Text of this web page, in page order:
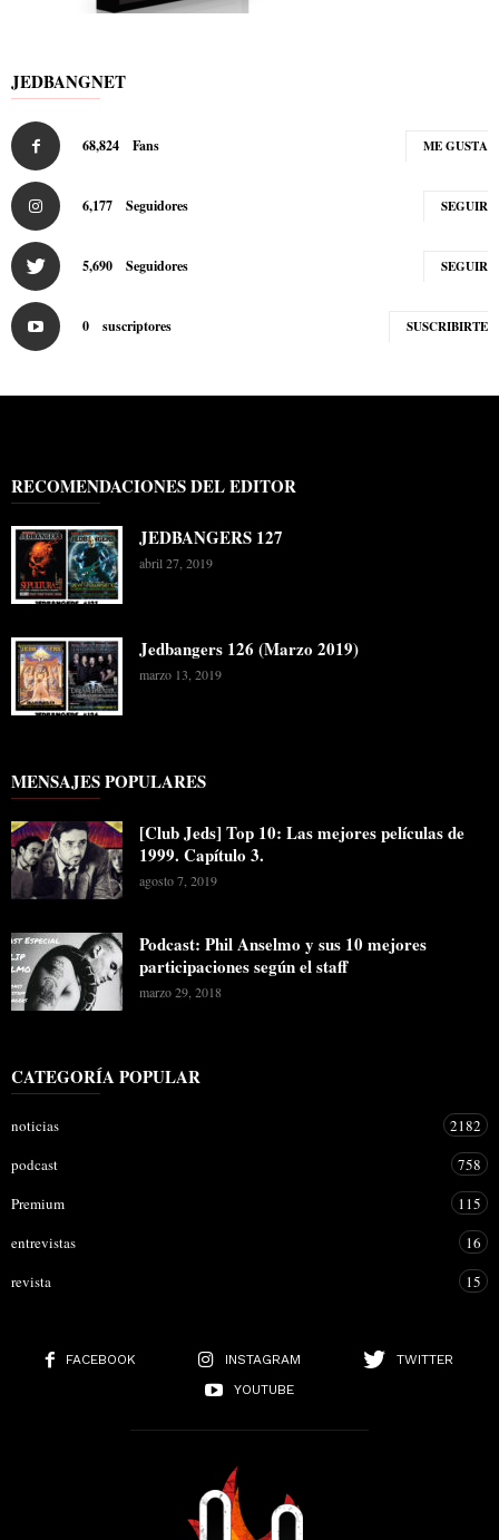
JEDBANGNET
68,824 Fans ME GUSTA
6,177 Seguidores SEGUIR
5,690 Seguidores SEGUIR
0 suscriptores SUSCRIBIRTE
RECOMENDACIONES DEL EDITOR
JEDBANGERS 127
abril 27, 2019
Jedbangers 126 (Marzo 2019)
marzo 13, 2019
MENSAJES POPULARES
[Club Jeds] Top 10: Las mejores películas de
1999. Capítulo 3.
agosto 7, 2019
Podcast: Phil Anselmo y sus 10 mejores
participaciones según el staff
marzo 29, 2018
CATEGORÍA POPULAR
noticias
2182
podcast
758
Premium
115
entrevistas
16
revista
15
FACEBOOK INSTAGRAM
TWITTER
YOUTUBE